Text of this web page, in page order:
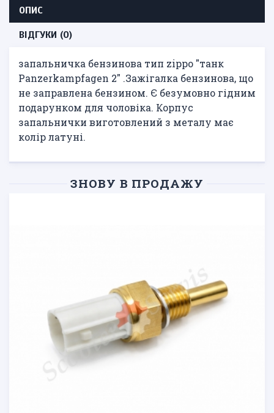
ОПИС
ВІДГУКИ (0)
запальничка бензинова тип zippo "танк
Panzerkampfagen 2" .Зажігалка бензинова, що
не заправлена ​​бензином. Є безумовно гідним
подарунком для чоловіка. Корпус
запальнички виготовлений з металу має
колір латуні.
ЗНОВУ В ПРОДАЖУ